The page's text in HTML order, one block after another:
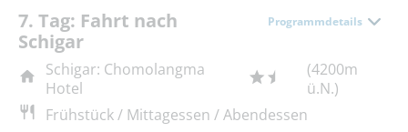
7. Tag: Fahrt nach
Schigar
Programmdetails
Schigar: Chomolangma
Hotel
(4200m
ü.N.)
Frühstück / Mittagessen / Abendessen